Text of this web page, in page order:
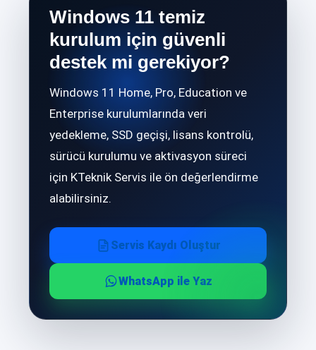
Windows 11 temiz
kurulum için güvenli
destek mi gerekiyor?
Windows 11 Home, Pro, Education ve
Enterprise kurulumlarında veri
yedekleme, SSD geçişi, lisans kontrolü,
sürücü kurulumu ve aktivasyon süreci
için KTeknik Servis ile ön değerlendirme
alabilirsiniz.
Servis Kaydı Oluştur
WhatsApp ile Yaz